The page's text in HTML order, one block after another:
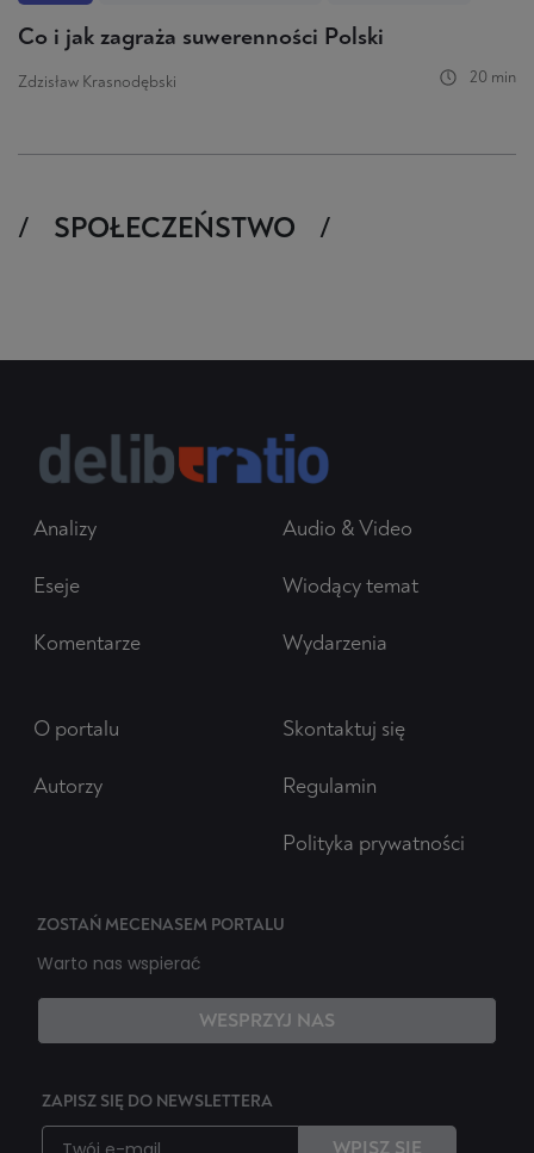
Co i jak zagraża suwerenności Polski
Zdzisław Krasnodębski 20 min
SPOŁECZEŃSTWO
Analizy
Eseje
Komentarze
Audio & Video
Wiodący temat
Wydarzenia
O portalu
Autorzy
Skontaktuj się
Regulamin
Polityka prywatności
ZOSTAŃ MECENASEM PORTALU
Warto nas wspierać
WESPRZYJ NAS
ZAPISZ SIĘ DO NEWSLETTERA